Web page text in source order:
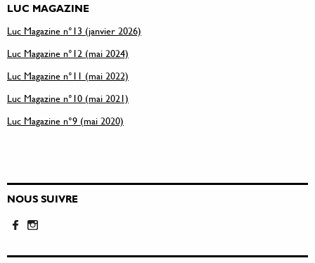
LUC MAGAZINE
Luc Magazine n°13 (janvier 2026)
Luc Magazine n°12 (mai 2024)
Luc Magazine n°11 (mai 2022)
Luc Magazine n°10 (mai 2021)
Luc Magazine n°9 (mai 2020)
NOUS SUIVRE